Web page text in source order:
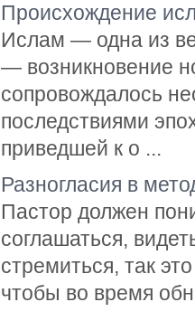
Происхождение
Ислам — одна из
— возникновение
сопровождалось
последствиями
приведшей к о ...
Разногласия в
Пастор должен
соглашаться,
стремиться, так
чтобы во время